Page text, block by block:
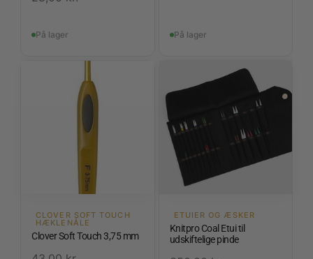
På lager På lager
CLOVER SOFT TOUCH
HÆKLENÅLE
Clover Soft Touch 3,75 mm
ETUIER OG ÆSKER
Knitpro Coal Etui til
udskiftelige pinde